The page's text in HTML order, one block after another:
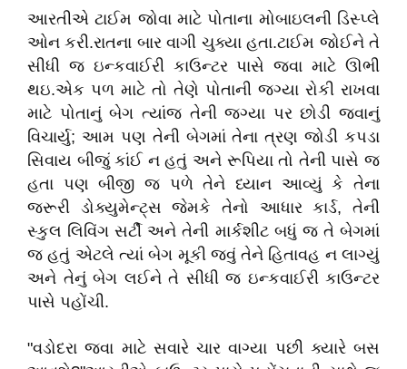
આરતીએ ટાઈમ જોવા માટે પોતાના મોબાઇલની ડિસ્પ્લે
ઓન કરી.રાતના બાર વાગી ચુક્યા હતા.ટાઈમ જોઈને તે
સીધી જ ઇન્કવાઈરી કાઉન્ટર પાસે જવા માટે ઊભી
થઇ.એક પળ માટે તો તેણે પોતાની જગ્યા રોકી રાખવા
માટે પોતાનું બેગ ત્યાંજ તેની જગ્યા પર છોડી જવાનું
વિચાર્યુ; આમ પણ તેની બેગમાં તેના ત્રણ જોડી કપડા
સિવાય બીજું કાંઈ ન હતું અને રૂપિયા તો તેની પાસે જ
હતા પણ બીજી જ પળે તેને ધ્યાન આવ્યું કે તેના
જરૂરી ડોક્યુમેન્ટ્સ જેમકે તેનો આધાર કાર્ડ, તેની
સ્કુલ લિવિંગ સર્ટી અને તેની માર્કશીટ બધું જ તે બેગમાં
જ હતું એટલે ત્યાં બેગ મૂકી જવું તેને હિતાવહ ન લાગ્યું
અને તેનું બેગ લઈને તે સીધી જ ઇન્કવાઈરી કાઉન્ટર
પાસે પહોંચી.
"વડોદરા જવા માટે સવારે ચાર વાગ્યા પછી ક્યારે બસ